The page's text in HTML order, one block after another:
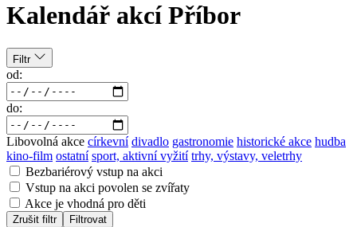
Kalendář akcí Příbor
Filtr
od:
do:
Libovolná akce církevní divadlo gastronomie historické akce hudba
kino-film ostatní sport, aktivní vyžití trhy, výstavy, veletrhy
Bezbariérový vstup na akci
Vstup na akci povolen se zvířaty
Akce je vhodná pro děti
Zrušit filtr Filtrovat